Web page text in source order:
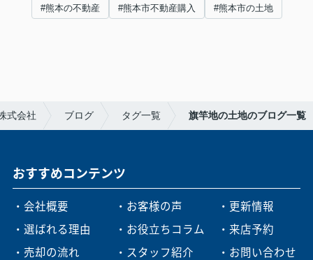
#熊本の不動産 #熊本市不動産購入 #熊本市の土地
式会社 ブログ タグ一覧 旗竿地の土地のブログ一覧
おすすめコンテンツ
・会社概要
・選ばれる理由
・売却の流れ
・お客様の声
・お役立ちコラム
・スタッフ紹介
・更新情報
・来店予約
・お問い合わせ